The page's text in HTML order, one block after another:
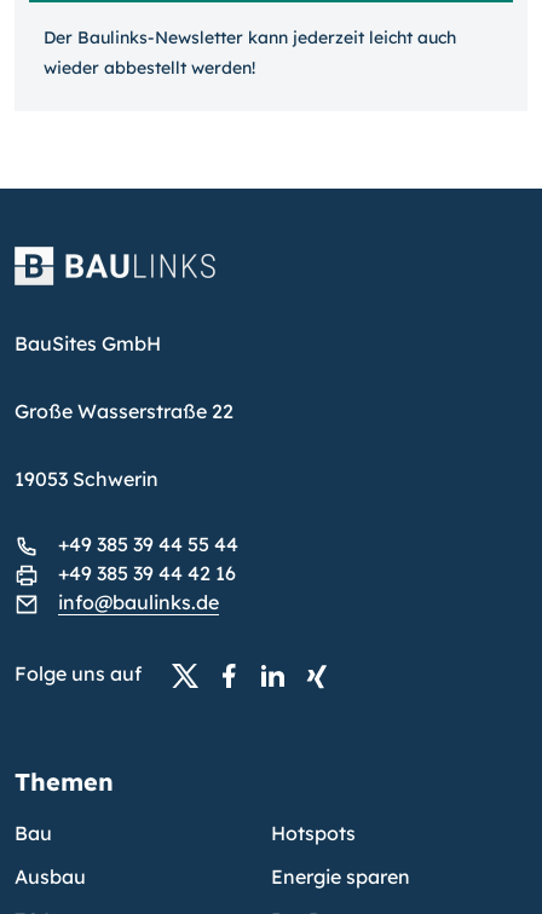
Der Baulinks-Newsletter kann jeder­zeit leicht auch
wieder ab­bestellt werden!
BauSites GmbH
Große Wasserstraße 22
19053 Schwerin
+49 385 39 44 55 44
+49 385 39 44 42 16
info@baulinks.de
Folge uns auf
Themen
Bau
Ausbau
Hotspots
Energie sparen